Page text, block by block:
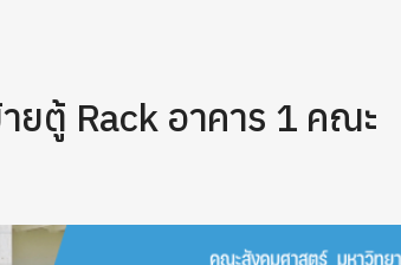
ยตู้ Rack อาคาร 1 คณะ